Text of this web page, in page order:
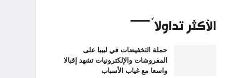
الأكثر تداولاً
حملة التخفيضات في ليبيا على
المفروشات والإلكترونيات تشهد إقبالا
واسعا مع غياب الأسباب